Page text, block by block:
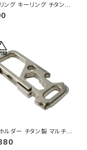
ング キーリング チタン製
個 超軽量 頑丈 サビ
二重丸カン スプリットリ
ルダー チタン製 マルチツ
ツール カラビナ キー
付き 軽量 頑丈 錆びない